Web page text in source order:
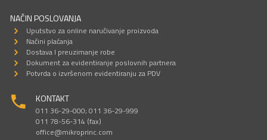
NAČIN POSLOVANJA
Uputstvo za online naručivanje proizvoda
Načini plaćanja
Dostava I preuzimanje robe
Dokument za evidentiranje poslovnih partnera
Potvrda o izvršenom evidentiranju za PDV
KONTAKT
011 36-29-000; 011 36-29-999
011 78-56-314 (fax)
office@mikroprinc.com